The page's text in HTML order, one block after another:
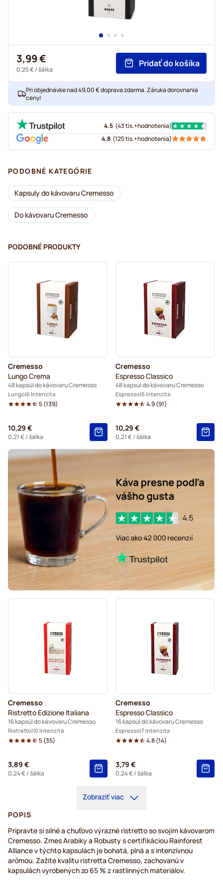
3,99 €
0,25 €/ šálka
Pridať do košíka
Pri objednávke nad 49,00 € doprava zdarma. Záruka dorovnania
ceny!
4.5 (43 tis.+hodnotenia)
4.8 (125 tis.+hodnotenia)
PODOBNÉ KATEGÓRIE
Kapsuly do kávovaru Cremesso
Do kávovaru Cremesso
PODOBNÉ PRODUKTY
Cremesso
Lungo Crema
48 kapsúl do kávovaru Cremesso
Lungo 6 Intenzita
5(139)
10,29 €
0,21 €/ šálka
Cremesso
Espresso Classico
48 kapsúl do kávovaru Cremesso
Espresso 6 Intenzita
4.9(91)
10,29 €
0,21 €/ šálka
Cremesso
Ristretto Edizione Italiana
16 kapsúl do kávovaru Cremesso
Ristretto 10 Intenzita
5(35)
3,89 €
0,24 €/ šálka
Cremesso
Espresso Classico
16 kapsúl do kávovaru Cremesso
Espresso 7 Intenzita
4.8(14)
3,79 €
0,24 €/ šálka
Zobraziť viac
POPIS
Pripravte si silné a chuťovo výrazné ristretto so svojím kávovarom
Cremesso. Zmes Arabiky a Robusty s certifikáciou Rainforest
Alliance v týchto kapsulách je bohatá, plná a s intenzívnou
arómou. Zažite kvalitu ristretta Cremesso, zachovanú v
kapsulách vyrobených zo 65 % z rastlinných materiálov.